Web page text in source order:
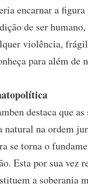
encarnar a
de ser
violência, frágil
para além de
destaca que
natural na ordem
se torna o
Esta por sua vez
a soberania